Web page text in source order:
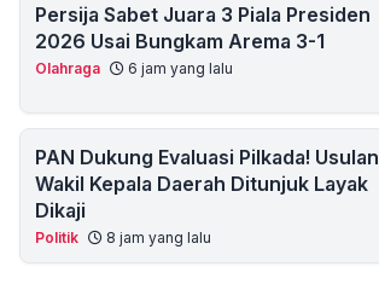
Persija Sabet Juara 3 Piala Presiden
2026 Usai Bungkam Arema 3-1
Olahraga 6 jam yang lalu
PAN Dukung Evaluasi Pilkada! Usulan
Wakil Kepala Daerah Ditunjuk Layak
Dikaji
Politik 8 jam yang lalu